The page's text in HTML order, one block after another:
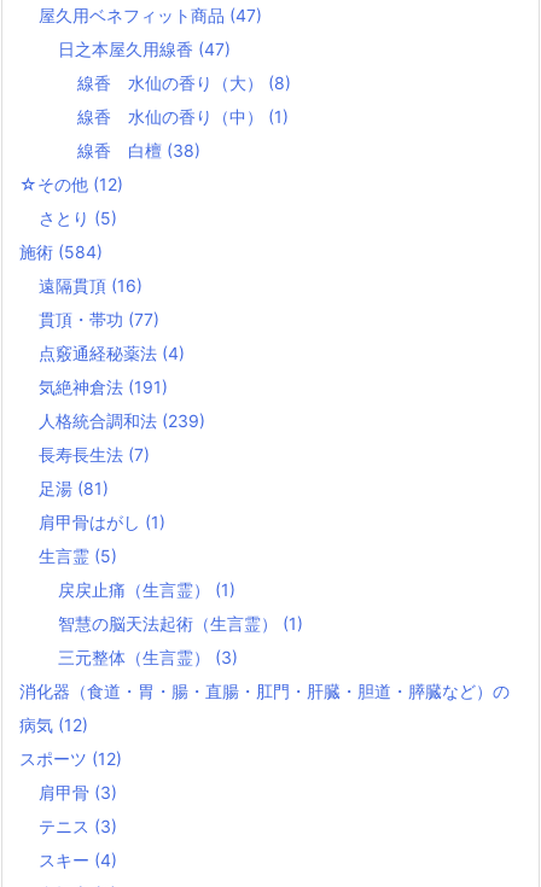
屋久用ベネフィット商品 (47)
日之本屋久用線香 (47)
線香 水仙の香り（大） (8)
線香 水仙の香り（中） (1)
線香 白檀 (38)
☆その他 (12)
さとり (5)
施術 (584)
遠隔貫頂 (16)
貫頂・帯功 (77)
点竅通経秘薬法 (4)
気絶神倉法 (191)
人格統合調和法 (239)
長寿長生法 (7)
足湯 (81)
肩甲骨はがし (1)
生言霊 (5)
戻戻止痛（生言霊） (1)
智慧の脳天法起術（生言霊） (1)
三元整体（生言霊） (3)
消化器（食道・胃・腸・直腸・肛門・肝臓・胆道・膵臓など）の
病気 (12)
スポーツ (12)
肩甲骨 (3)
テニス (3)
スキー (4)